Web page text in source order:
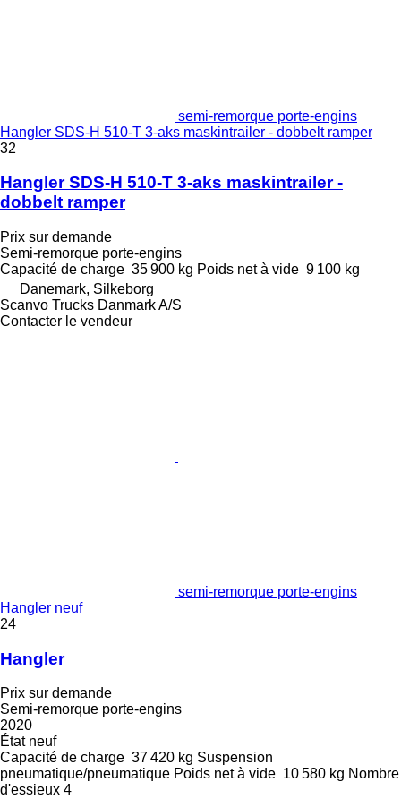
semi-remorque porte-engins
Hangler SDS-H 510-T 3-aks maskintrailer - dobbelt ramper
32
Hangler SDS-H 510-T 3-aks maskintrailer -
dobbelt ramper
Prix sur demande
Semi-remorque porte-engins
Capacité de charge 35 900 kg Poids net à vide 9 100 kg
Danemark, Silkeborg
Scanvo Trucks Danmark A/S
Contacter le vendeur
semi-remorque porte-engins
Hangler neuf
24
Hangler
Prix sur demande
Semi-remorque porte-engins
2020
Étatneuf
Capacité de charge 37 420 kg Suspension
pneumatique/pneumatique Poids net à vide 10 580 kg Nombre
d'essieux 4